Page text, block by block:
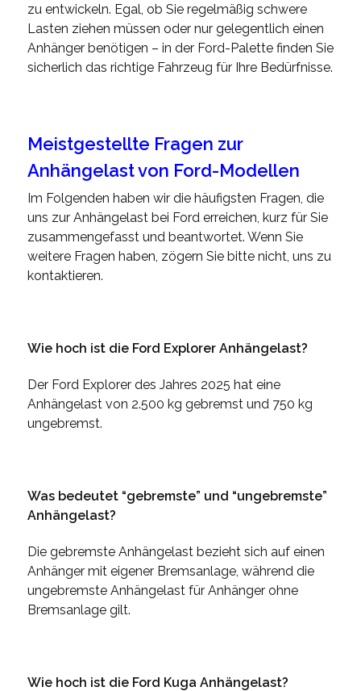
zu entwickeln. Egal, ob Sie regelmäßig schwere
Lasten ziehen müssen oder nur gelegentlich einen
Anhänger benötigen – in der Ford-Palette finden Sie
sicherlich das richtige Fahrzeug für Ihre Bedürfnisse.
Meistgestellte Fragen zur
Anhängelast von Ford-Modellen
Im Folgenden haben wir die häufigsten Fragen, die
uns zur Anhängelast bei Ford erreichen, kurz für Sie
zusammengefasst und beantwortet. Wenn Sie
weitere Fragen haben, zögern Sie bitte nicht, uns zu
kontaktieren.
Wie hoch ist die Ford Explorer Anhängelast?
Der Ford Explorer des Jahres 2025 hat eine
Anhängelast von 2.500 kg gebremst und 750 kg
ungebremst.
Was bedeutet “gebremste” und “ungebremste”
Anhängelast?
Die gebremste Anhängelast bezieht sich auf einen
Anhänger mit eigener Bremsanlage, während die
ungebremste Anhängelast für Anhänger ohne
Bremsanlage gilt.
Wie hoch ist die Ford Kuga Anhängelast?